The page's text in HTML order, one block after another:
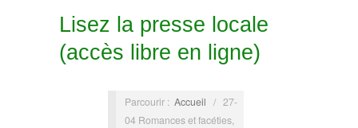
Lisez la presse locale
(accès libre en ligne)
Parcourir : Accueil / 27-
04 Romances et facéties,